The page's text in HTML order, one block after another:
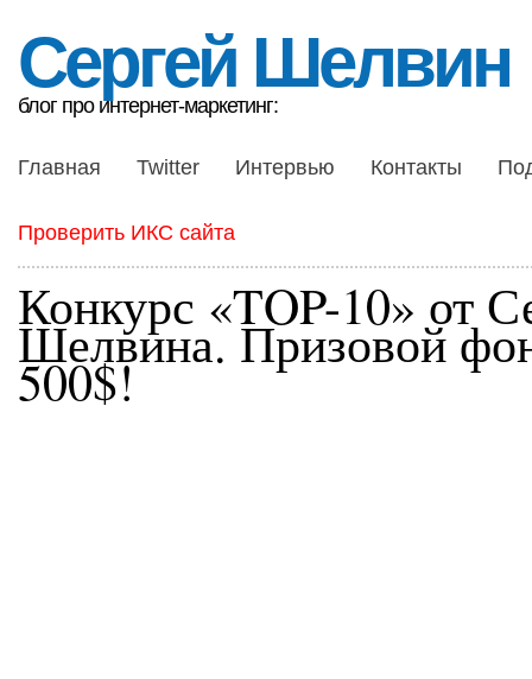
Сергей Шелвин
блог про интернет-маркетинг:
Главная Twitter Интервью Контакты
Проверить ИКС сайта
Конкурс «TOP-10» от
Шелвина. Призовой
500$!